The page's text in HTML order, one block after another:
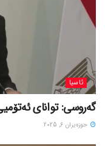
ئاسیا
گەروسی: توانای
حوزه‌یران 6, 2025